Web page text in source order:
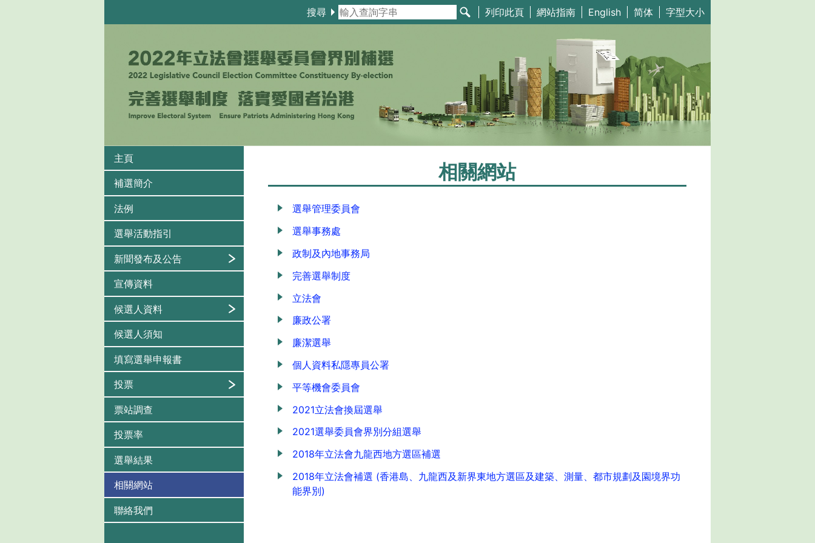
搜尋 列印此頁 網站指南 English 简体 字型大小
主頁
補選簡介
法例
選舉活動指引
新聞發布及公告
宣傳資料
候選人資料
候選人須知
填寫選舉申報書
投票
票站調查
投票率
選舉結果
相關網站
聯絡我們
相關網站
選舉管理委員會
選舉事務處
政制及內地事務局
完善選舉制度
立法會
廉政公署
廉潔選舉
個人資料私隱專員公署
平等機會委員會
2021立法會換屆選舉
2021選舉委員會界別分組選舉
2018年立法會九龍西地方選區補選
2018年立法會補選 (香港島、九龍西及新界東地方選區及建築、測量、都市規劃及園境界功
能界別)